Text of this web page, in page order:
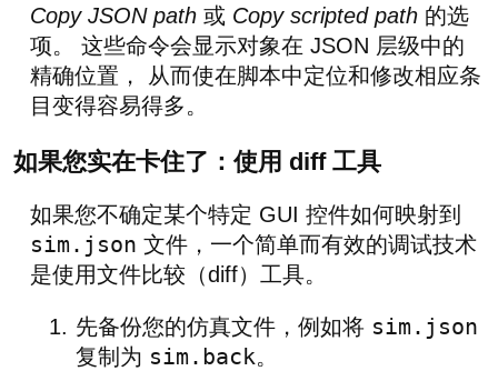
Copy JSON path 或 Copy scripted path 的选
项。 这些命令会显示对象在 JSON 层级中的
精确位置， 从而使在脚本中定位和修改相应条
目变得容易得多。
如果您实在卡住了：使用 diff 工具
如果您不确定某个特定 GUI 控件如何映射到
sim.json 文件，一个简单而有效的调试技术
是使用文件比较（diff）工具。
先备份您的仿真文件，例如将 sim.json
复制为 sim.back。